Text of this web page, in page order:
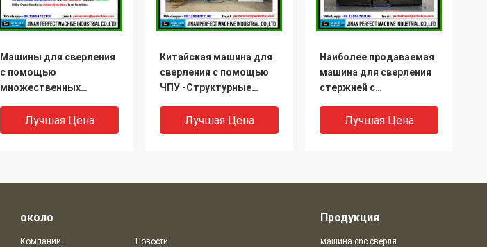
Машины для сверления
с помощью
множественных
плит, фланцев, труб
Лучшая Цена
Китайская машина для
сверления с помощью
ЧПУ -Структурные
продажи (PD2012)
Лучшая Цена
Наиболее продаваемая
машина для сверления
стержней с
стержней с
использованием
Лучшая Цена
около
Компании Новости
Продукция
машина cnc сверля